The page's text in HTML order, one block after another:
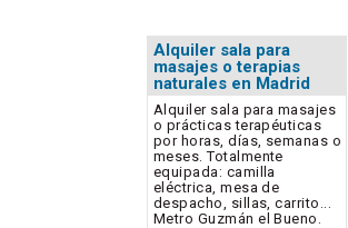
Alquiler sala para
masajes o terapias
naturales en Madrid
Alquiler sala para masajes
o prácticas terapéuticas
por horas, días, semanas o
meses. Totalmente
equipada: camilla
eléctrica, mesa de
despacho, sillas, carrito...
Metro Guzmán el Bueno.